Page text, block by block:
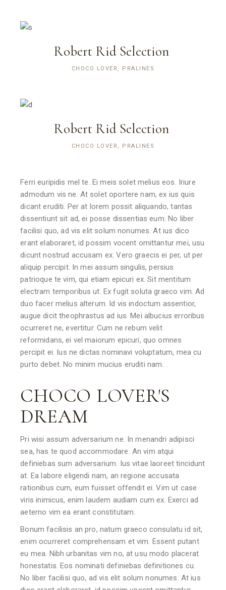
Robert Rid Selection
CHOCO LOVER, PRALINES
Robert Rid Selection
CHOCO LOVER, PRALINES
Ferri euripidis mel te. Ei meis solet melius eos. Iriure
admodum vis ne. At solet oportere nam, ex ius quis
dicant eruditi. Per at lorem possit aliquando, tantas
dissentiunt sit ad, ei posse dissentias eum. No liber
facilisi quo, ad vis elit solum nonumes. At ius dico
erant elaboraret, id possim vocent omittantur mei, usu
dicunt nostrud accusam ex. Vero graecis ei per, ut per
aliquip percipit. In mei assum singulis, persius
patrioque te vim, qui etiam epicuri ex. Sit mentitum
electram temporibus ut. Ex fugit soluta graeco vim. Ad
duo facer melius alterum. Id vis indoctum assentior,
augue dicit theophrastus ad ius. Mei albucius erroribus
ocurreret ne, evertitur. Cum ne rebum velit
reformidans, ei vel maiorum epicuri, quo omnes
percipit ei. Ius ne dictas nominavi voluptatum, mea cu
purto debet. No minim mucius eruditi nam.
CHOCO LOVER'S
DREAM
Pri wisi assum adversarium ne. In menandri adipisci
sea, has te quod accommodare. An vim atqui
definiebas sum adversarium. Ius vitae laoreet tincidunt
at. Ea labore eligendi nam, an regione accusata
rationibus cum, eum fuisset offendit ei. Vim ut case
viris inimicus, enim laudem audiam cum ex. Exerci ad
aeterno vim ea erant constitutam.
Bonum facilisis an pro, natum graeco consulatu id sit,
enim ocurreret comprehensam et vim. Essent putant
eu mea. Nibh urbanitas vim no, at usu modo placerat
honestatis. Eos nominati definiebas definitiones cu.
No liber facilisi quo, ad vis elit solum nonumes. At ius